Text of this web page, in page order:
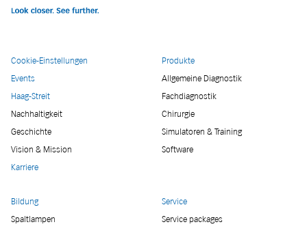
Cookie-Einstellungen
Events
Haag-Streit
Nachhaltigkeit
Geschichte
Vision & Mission
Karriere
Produkte
Allgemeine Diagnostik
Fachdiagnostik
Chirurgie
Simulatoren & Training
Software
Bildung
Spaltlampen
Service
Service packages